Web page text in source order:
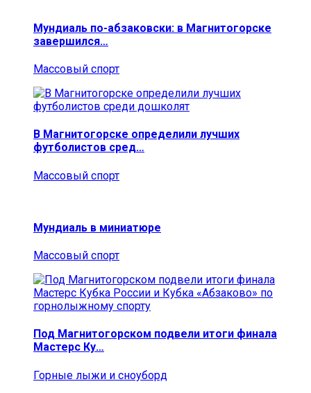
Мундиаль по-абзаковски: в Магнитогорске
завершился…
Массовый спорт
В Магнитогорске определили лучших
футболистов сред…
Массовый спорт
Мундиаль в миниатюре
Массовый спорт
Под Магнитогорском подвели итоги финала
Мастерс Ку…
Горные лыжи и сноуборд